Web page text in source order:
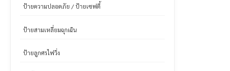
ป้ายความปลอดภัย / ป้ายเซฟตี้
ป้ายสามเหลี่ยมฉุกเฉิน
ป้ายลูกศรไฟวิ่ง